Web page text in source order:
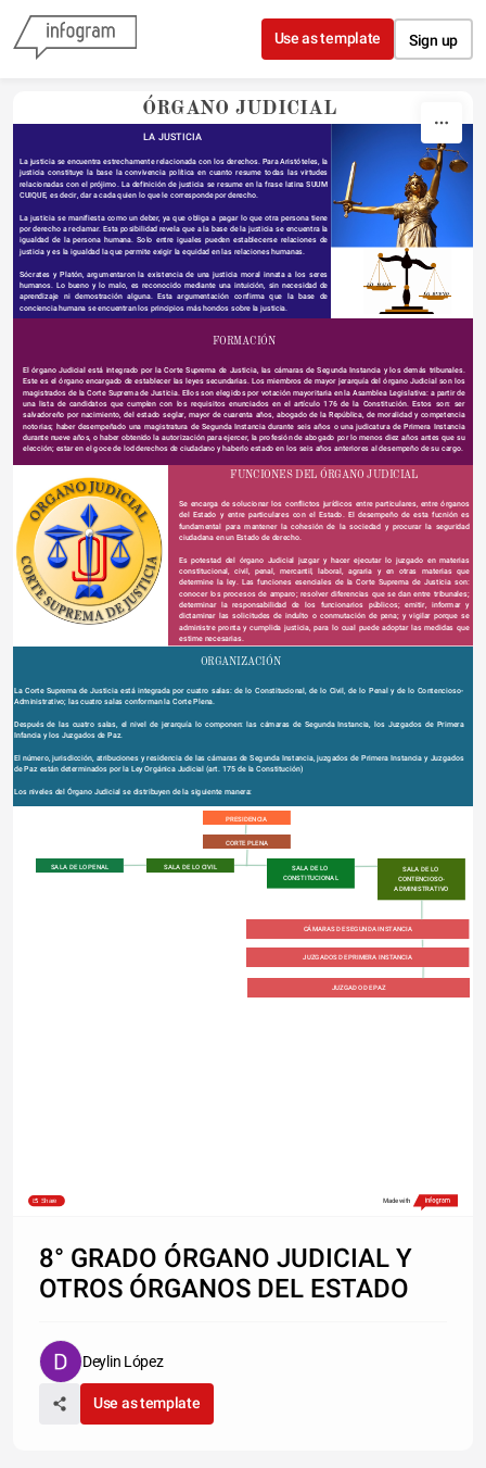
Skip to content
Use as template Sign up
ÓRGANO JUDICIAL
LA JUSTICIA
La justicia se encuentra estrechamente relacionada con los derechos. Para Aristóteles, la
justicia constituye la base la convivencia política en cuanto resume todas las virtudes
relacionadas con el prójimo. La definición de justicia se resume en la frase latina SUUM
CUIQUE, es decir, dar a cada quien lo que le corresponde por derecho.
La justicia se manifiesta como un deber, ya que obliga a pagar lo que otra persona tiene
por derecho a reclamar. Esta posibilidad revela que a la base de la justicia se encuentra la
igualdad de la persona humana. Solo entre iguales pueden establecerse relaciones de
justicia y es la igualdad la que permite exigir la equidad en las relaciones humanas.
Sócrates y Platón, argumentaron la existencia de una justicia moral innata a los seres
humanos. Lo bueno y lo malo, es reconocido mediante una intuición, sin necesidad de
aprendizaje ni demostración alguna. Esta argumentación confirma que la base de
conciencia humana se encuentran los principios más hondos sobre la justicia.
FORMACIÓN
El órgano Judicial está integrado por la Corte Suprema de Justicia, las cámaras de Segunda Instancia y los demás tribunales.
Este es el órgano encargado de establecer las leyes secundarias. Los miembros de mayor jerarquía del órgano Judicial son los
magistrados de la Corte Suprema de Justicia. Ellos son elegidos por votación mayoritaria en la Asamblea Legislativa: a partir de
una lista de candidatos que cumplen con los requisitos enunciados en el artículo 176 de la Constitución. Estos son: ser
salvadoreño por nacimiento, del estado seglar, mayor de cuarenta años, abogado de la República, de moralidad y competencia
notorias; haber desempeñado una magistratura de Segunda Instancia durante seis años o una judicatura de Primera Instancia
durante nueve años, o haber obtenido la autorización para ejercer, la profesión de abogado por lo menos diez años antes que su
elección; estar en el goce de lod derechos de ciudadano y haberlo estado en los seis años anteriores al desempeño de su cargo.
FUNCIONES DEL ÓRGANO JUDICIAL
Se encarga de solucionar los conflictos jurídicos entre particulares, entre órganos
del Estado y entre particulares con el Estado. El desempeño de esta fucnión es
fundamental para mantener la cohesión de la sociedad y procurar la seguridad
ciudadana en un Estado de derecho.
Es potestad del órgano Judicial juzgar y hacer ejecutar lo juzgado en materias
constitucional, civil, penal, mercantil, laboral, agraria y en otras materias que
determine la ley. Las funciones esenciales de la Corte Suprema de Justicia son:
conocer los procesos de amparo; resolver diferencias que se dan entre tribunales;
determinar la responsabilidad de los funcionarios públicos; emitir, informar y
dictaminar las solicitudes de indulto o conmutación de pena; y vigilar porque se
administre pronta y cumplida justicia, para lo cual puede adoptar las medidas que
estime necesarias.
ORGANIZACIÓN
La Corte Suprema de Justicia está integrada por cuatro salas: de lo Constitucional, de lo Civil, de lo Penal y de lo Contencioso-
Administrativo; las cuatro salas conforman la Corte Plena.
Después de las cuatro salas, el nivel de jerarquía lo componen: las cámaras de Segunda Instancia, los Juzgados de Primera
Infancia y los Juzgados de Paz.
El número, jurisdicción, atribuciones y residencia de las cámaras de Segunda Instancia, juzgados de Primera Instancia y Juzgados
de Paz están determinados por la Ley Orgánica Judicial (art. 175 de la Constitución)
Los niveles del Órgano Judicial se distribuyen de la siguiente manera:
PRESIDENCIA
CORTE PLENA
SALA DE LO PENAL SALA DE LO CIVIL SALA DE LO
CONSTITUCIONAL
SALA DE LO
CONTENCIOSO-
ADMINISTRATIVO
CÁMARAS DE SEGUNDA INSTANCIA
JUZGADOS DE PRIMERA INSTANCIA
JUZGADO DE PAZ
Share Made with
8° GRADO ÓRGANO JUDICIAL Y
OTROS ÓRGANOS DEL ESTADO
Deylin López
Use as template